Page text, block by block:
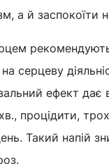
а й заспокоїти
серцеву
ефект дає
процідити,
Такий напій